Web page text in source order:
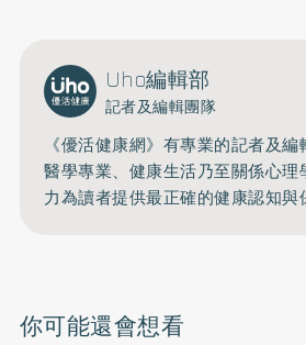
Uho編輯部
記者及編輯團隊
《優活健康網》有專業的記者及
醫學專業、健康生活乃至關係心
力為讀者提供最正確的健康認知與
你可能還會想看